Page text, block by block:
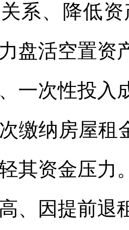
系、降低
盘活空置资
一次性投入
缴纳房屋租
其资金压力
、因提前退